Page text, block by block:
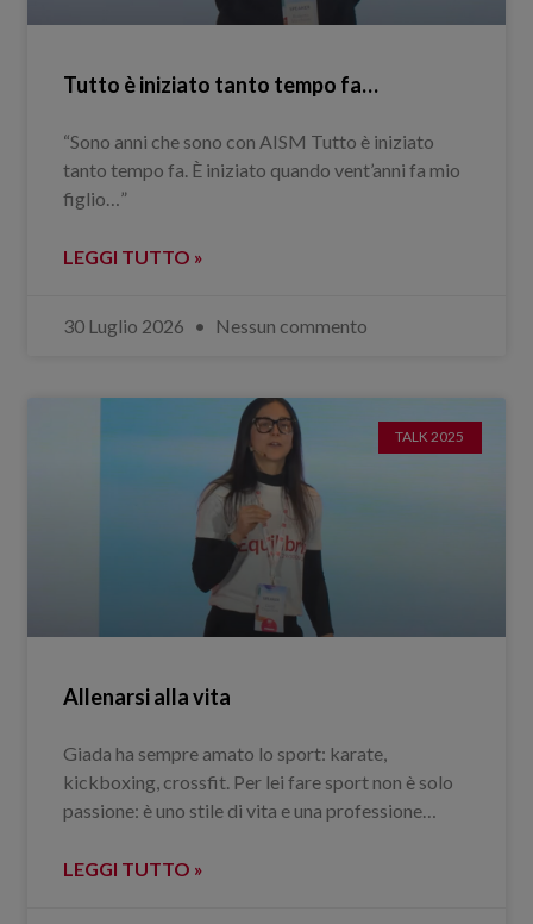
Tutto è iniziato tanto tempo fa…
“Sono anni che sono con AISM Tutto è iniziato
tanto tempo fa. È iniziato quando vent’anni fa mio
figlio…”
LEGGI TUTTO »
30 Luglio 2026 Nessun commento
TALK 2025
Allenarsi alla vita
Giada ha sempre amato lo sport: karate,
kickboxing, crossfit. Per lei fare sport non è solo
passione: è uno stile di vita e una professione…
LEGGI TUTTO »